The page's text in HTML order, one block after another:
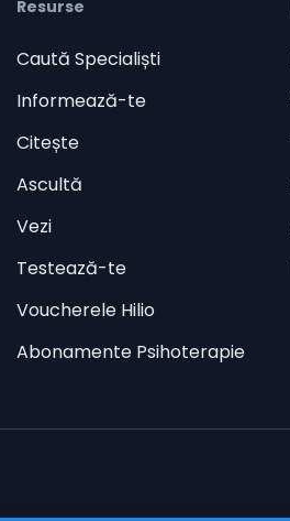
Resurse
Caută Specialiști
Informează-te
Citește
Ascultă
Vezi
Testează-te
Voucherele Hilio
Abonamente Psihoterapie